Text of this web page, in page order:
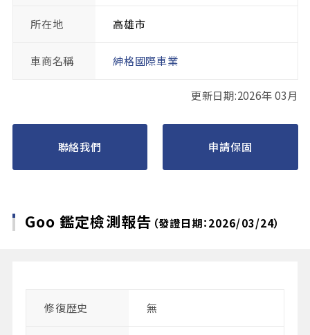
所在地 高雄市
車商名稱 紳格國際車業
更新日期:2026年 03月
聯絡我們 申請保固
Goo 鑑定檢測報告 （發證日期：2026/03/24）
修復歴史 無